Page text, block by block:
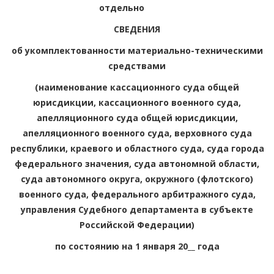
отдельно
СВЕДЕНИЯ
об укомплектованности материально-техническими
средствами
(наименование кассационного суда общей
юрисдикции, кассационного военного суда,
апелляционного суда общей юрисдикции,
апелляционного военного суда, верховного суда
республики, краевого и областного суда, суда города
федерального значения, суда автономной области,
суда автономного округа, окружного (флотского)
военного суда, федерального арбитражного суда,
управления Судебного департамента в субъекте
Российской Федерации)
по состоянию на 1 января 20__ года